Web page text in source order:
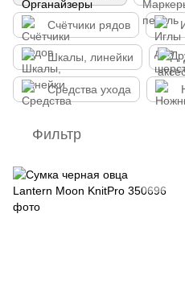
Счётчики рядов
Шкалы, линейки
Средства ухода
Фильтр